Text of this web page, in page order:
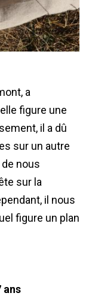
a
figure une
il a dû
sur un autre
nous
sur la
il nous
figure un plan
ans